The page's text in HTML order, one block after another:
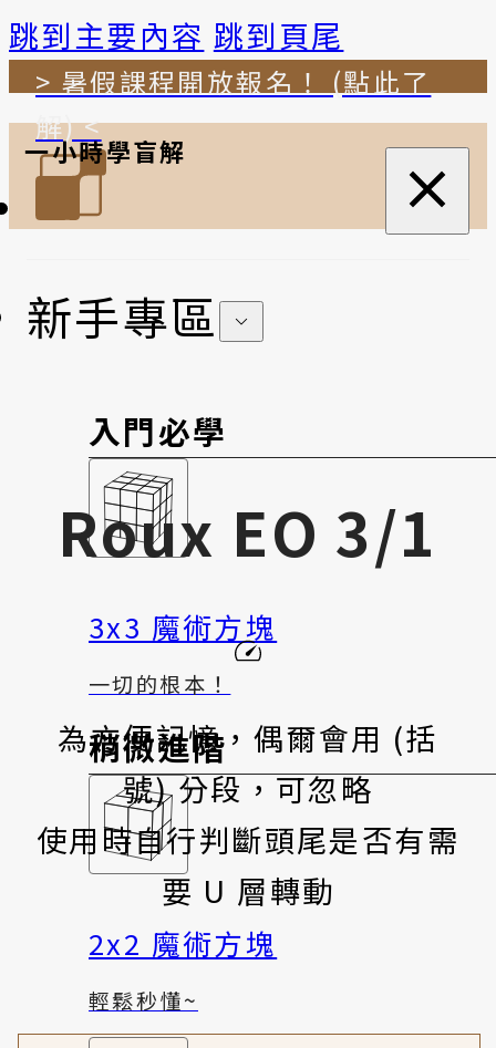
跳到主要內容 跳到頁尾
> 暑假課程開放報名！ (點此了
解) <
一小時學盲解
新手專區
入門必學
3x3 魔術方塊
一切的根本！
稍微進階
2x2 魔術方塊
輕鬆秒懂~
Roux EO 3/1
為方便記憶，偶爾會用 (括
號) 分段，可忽略
使用時自行判斷頭尾是否有需
要 U 層轉動